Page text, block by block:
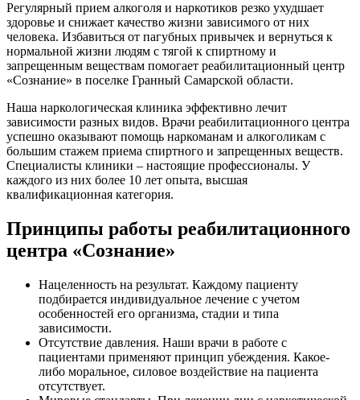
Регулярный прием алкоголя и наркотиков резко ухудшает
здоровье и снижает качество жизни зависимого от них
человека. Избавиться от пагубных привычек и вернуться к
нормальной жизни людям с тягой к спиртному и
запрещенным веществам помогает реабилитационный центр
«Сознание» в поселке Гранный Самарской области.
Наша наркологическая клиника эффективно лечит
зависимости разных видов. Врачи реабилитационного центра
успешно оказывают помощь наркоманам и алкоголикам с
большим стажем приема спиртного и запрещенных веществ.
Специалисты клиники – настоящие профессионалы. У
каждого из них более 10 лет опыта, высшая
квалификационная категория.
Принципы работы реабилитационного
центра «Сознание»
Нацеленность на результат. Каждому пациенту
подбирается индивидуальное лечение с учетом
особенностей его организма, стадии и типа
зависимости.
Отсутствие давления. Наши врачи в работе с
пациентами применяют принцип убеждения. Какое-
либо моральное, силовое воздействие на пациента
отсутствует.